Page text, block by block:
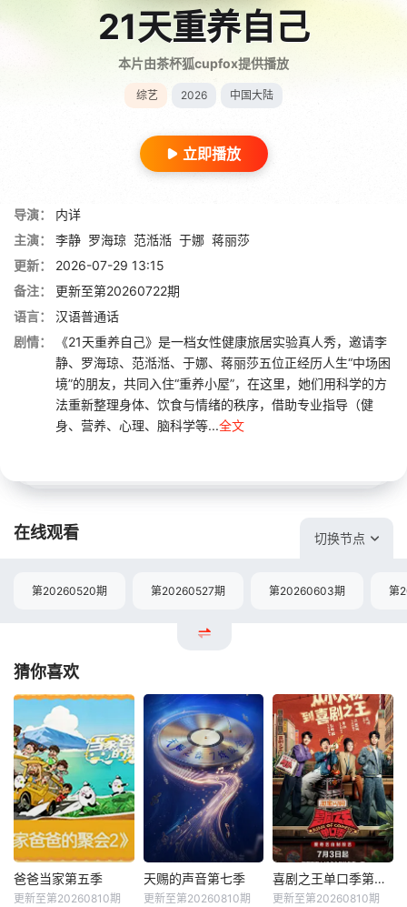
21天重养自己
本片由茶杯狐cupfox提供播放
综艺 2026 中国大陆
立即播放
导演：
内详
主演：
李静 罗海琼 范湉湉 于娜 蒋丽莎
更新：
2026-07-29 13:15
备注：
更新至第20260722期
语言：
汉语普通话
剧情：
《21天重养自己》是一档女性健康旅居实验真人秀，邀请李
静、罗海琼、范湉湉、于娜、蒋丽莎五位正经历人生“中场困
境”的朋友，共同入住“重养小屋”，在这里，她们用科学的方
法重新整理身体、饮食与情绪的秩序，借助专业指导（健
身、营养、心理、脑科学等...全文
在线观看 切换节点
第20260520期 第20260527期 第20260603期 第
猜你喜欢
爸爸当家第五季
更新至第20260810期
天赐的声音第七季
更新至第20260810期
喜剧之王单口季第三季
更新至第20260810期